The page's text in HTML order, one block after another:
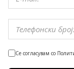
Се согласувам со